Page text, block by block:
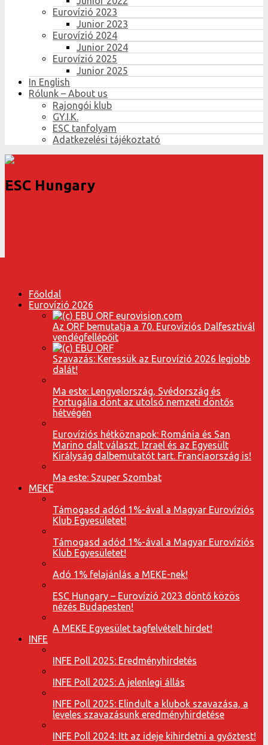
Eurovízió 2023
Junior 2023
Eurovízió 2024
Junior 2024
Eurovízió 2025
Junior 2025
In English
Rólunk – About us
Rajongói klub
GY.I.K.
ESC tanfolyam
Adatkezelési tájékoztató
ESC Hungary
Főoldal
Eurovízió 2026
Az ORF bemutatja a 70. Eurovíziós Dalfesztivál
vendégfellépőit
Szavazás: Keressük az Eurovízió 2026 legjobb
dalát!
Ma este: Lengyelország, Svédország és
Portugália dönt az utolsó nemzeti döntős
hétvégén
Eurovíziós hétköznapok: Románia és San
Marino dalt választ, Izrael és az Egyesült
Királyság dalbemutatót tart. Franciaország is!
Ma este: Szuper Szombat
MEKE
Támogasd adód 1%-ával a Magyar Eurovíziós
Klub Egyesületet!
Támogasd adód 1%-ával a Magyar Eurovíziós
Klub Egyesületet!
Adó 1% felajánlás a MEKE-nek!
ESC Hungary – Eurovízió 2023 döntő közös
nézés Budapesten!
A MEKE Egyesület tagfelvételt hirdet!
INFE
INFE Poll 2025: Eredményhirdetés
INFE Poll 2025: A jelenlegi állás
INFE Poll 2025: Elindult a klubok szavazása, a
leveles szavazásunk eredményhirdetése
INFE Poll 2024: Itt az ideje kihirdetni a győztest!